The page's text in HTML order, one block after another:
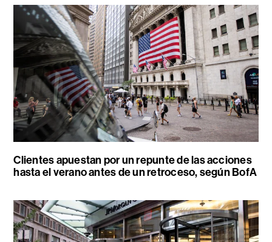
Clientes apuestan por un repunte de las acciones
hasta el verano antes de un retroceso, según BofA